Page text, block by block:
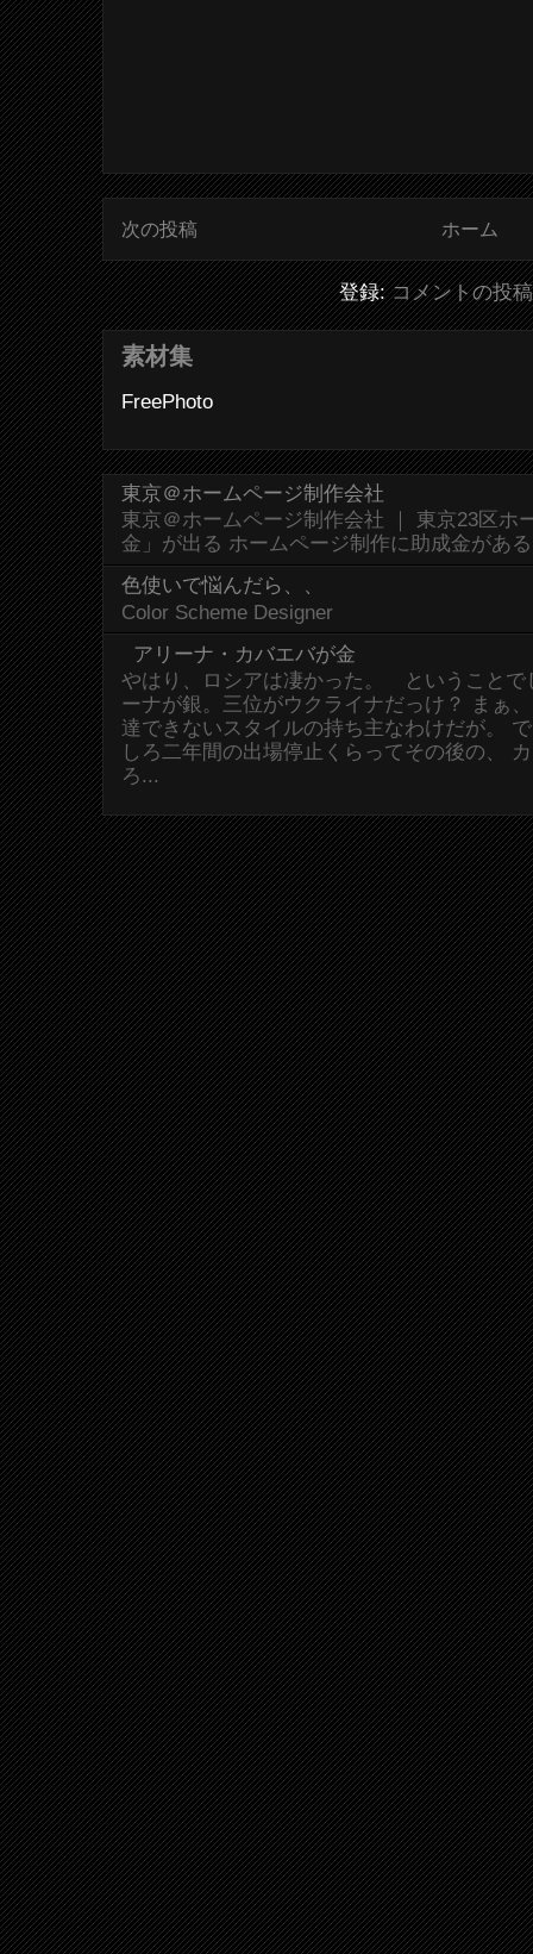
次の投稿 ホーム
登録:コメントの投
素材集
FreePhoto
東京＠ホームページ制作会社
東京＠ホームページ制作会社 ｜ 東京23区ホ
金」が出る ホームページ制作に助成金があ
色使いで悩んだら、、
Color Scheme Designer
アリーナ・カバエバが金
やはり、ロシアは凄かった。 ということで
ーナが銀。三位がウクライナだっけ？ まぁ
達できないスタイルの持ち主なわけだが。
しろ二年間の出場停止くらってその後の、
ろ...